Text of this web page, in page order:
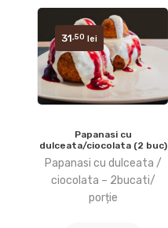
Papanasi cu
dulceata/ciocolata (2 buc)
Papanasi cu dulceata /
ciocolata – 2bucati/
porție
31 ,50 lei